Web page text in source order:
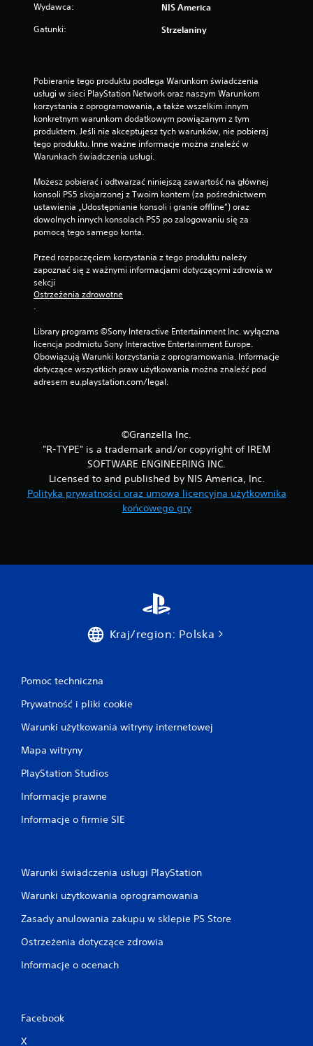
Wydawca: NIS America
Gatunki: Strzelaniny
Pobieranie tego produktu podlega Warunkom świadczenia
usługi w sieci PlayStation Network oraz naszym Warunkom
korzystania z oprogramowania, a także wszelkim innym
konkretnym warunkom dodatkowym powiązanym z tym
produktem. Jeśli nie akceptujesz tych warunków, nie pobieraj
tego produktu. Inne ważne informacje można znaleźć w
Warunkach świadczenia usługi.
Możesz pobierać i odtwarzać niniejszą zawartość na głównej
konsoli PS5 skojarzonej z Twoim kontem (za pośrednictwem
ustawienia „Udostępnianie konsoli i granie offline”) oraz
dowolnych innych konsolach PS5 po zalogowaniu się za
pomocą tego samego konta.
Przed rozpoczęciem korzystania z tego produktu należy
zapoznać się z ważnymi informacjami dotyczącymi zdrowia w
sekcji
Ostrzeżenia zdrowotne
.
Library programs ©Sony Interactive Entertainment Inc. wyłączna
licencja podmiotu Sony Interactive Entertainment Europe.
Obowiązują Warunki korzystania z oprogramowania. Informacje
dotyczące wszystkich praw użytkowania można znaleźć pod
adresem eu.playstation.com/legal.
©Granzella Inc.
"R-TYPE" is a trademark and/or copyright of IREM
SOFTWARE ENGINEERING INC.
Licensed to and published by NIS America, Inc.
Polityka prywatności oraz umowa licencyjna użytkownika
końcowego gry
Kraj/region: Polska
Pomoc techniczna
Prywatność i pliki cookie
Warunki użytkowania witryny internetowej
Mapa witryny
PlayStation Studios
Informacje prawne
Informacje o firmie SIE
Warunki świadczenia usługi PlayStation
Warunki użytkowania oprogramowania
Zasady anulowania zakupu w sklepie PS Store
Ostrzeżenia dotyczące zdrowia
Informacje o ocenach
Facebook
X